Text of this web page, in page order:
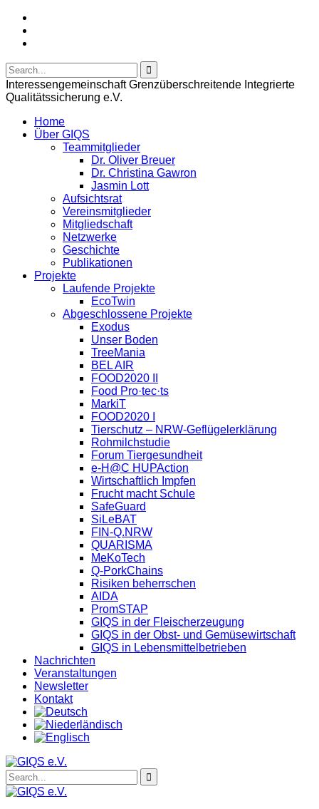
Interessengemeinschaft Grenzüberschreitende Integrierte
Qualitätssicherung e.V.
Home
Über GIQS
Teammitglieder
Dr. Oliver Breuer
Dr. Christina Gawron
Jasmin Lott
Aufsichtsrat
Vereinsmitglieder
Mitgliedschaft
Netzwerke
Geschichte
Publikationen
Projekte
Laufende Projekte
EcoTwin
Abgeschlossene Projekte
Exodus
Unser Boden
TreeMania
BEL AIR
FOOD2020 II
Food Pro·tec·ts
MarkiT
FOOD2020 I
Tierschutz – NRW-Geflügelerklärung
Rohmilchstudie
Forum Tiergesundheit
e-H@C HUPAction
Wirtschaftlich Impfen
Frucht macht Schule
SafeGuard
SiLeBAT
FIN-Q.NRW
QUARISMA
MeKoTech
Q-PorkChains
Risiken beherrschen
AIDA
PromSTAP
GIQS in der Fleischerzeugung
GIQS in der Obst- und Gemüsewirtschaft
GIQS in Lebensmittelbetrieben
Nachrichten
Veranstaltungen
Newsletter
Kontakt